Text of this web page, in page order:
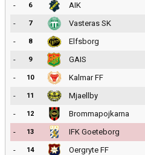
-
6 AIK
-
7 Vasteras SK
-
8 Elfsborg
-
9 GAIS
-
10 Kalmar FF
-
11 Mjaellby
-
12 Brommapojkarna
-
13 IFK Goeteborg
-
14 Oergryte FF